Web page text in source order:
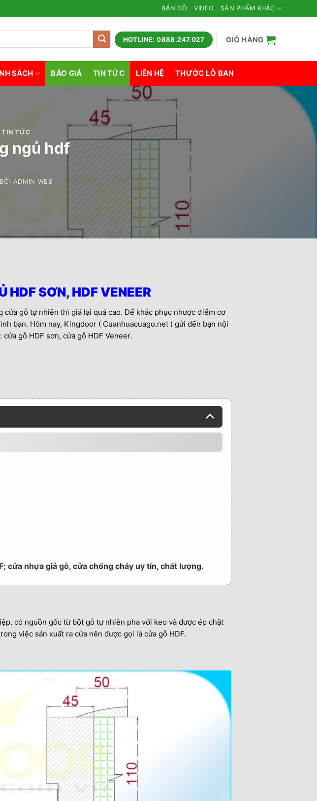
BẢN ĐỒ VIDEO SẢN PHẨM KHÁC
HOTLINE: 0888.247.027 GIỎ HÀNG
SÁCH BÁO GIÁ TIN TỨC LIÊN HỆ THƯỚC LỖ BAN
TIN TỨC
ngủ hdf
BỞI ADMIN WEB
HDF SƠN, HDF VENEER
gỗ tự nhiên thì giá lại quá cao. Để khắc phục nhược điểm cơ
bạn. Hôm nay, Kingdoor ( Cuanhuacuago.net ) gửi đến bạn nội
gỗ HDF sơn, cửa gỗ HDF Veneer.
cửa nhựa giả gỗ, cửa chống cháy uy tín, chất lượng.
có nguồn gốc từ bột gỗ tự nhiên pha với keo và được ép chặt
việc sản xuất ra cửa nên được gọi là cửa gỗ HDF.